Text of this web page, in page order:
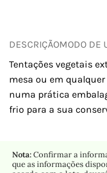
DESCRIÇÃOMODO DE
Tentações vegetais
mesa ou em
numa prática
frio para a sua
Nota:Confirmar a
que as informações